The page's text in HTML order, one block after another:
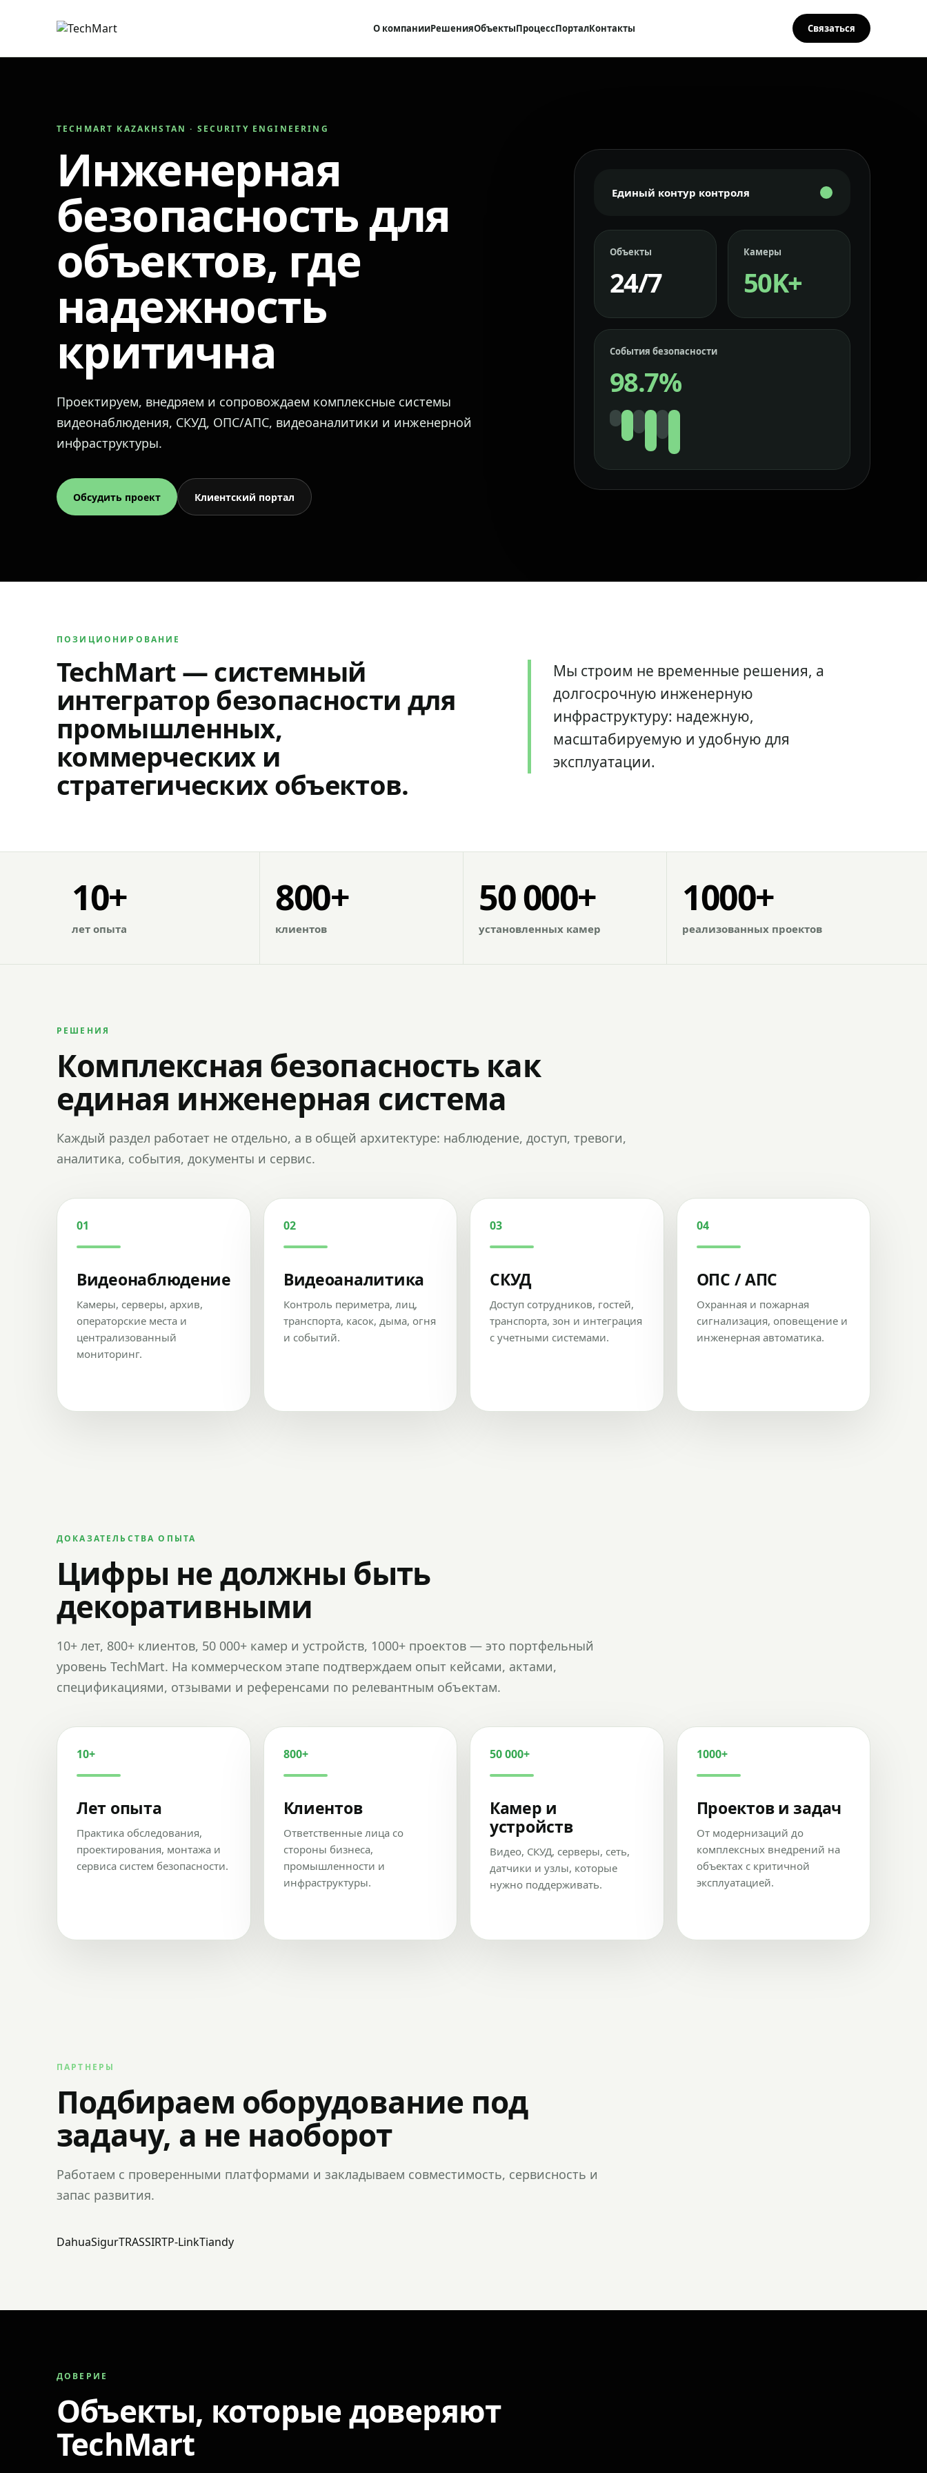
О компанииРешенияОбъектыПроцессПорталКонтакты Связаться
TECHMART KAZAKHSTAN · SECURITY ENGINEERING
Инженерная
безопасность для
объектов, где
надежность
критична
Проектируем, внедряем и сопровождаем комплексные системы
видеонаблюдения, СКУД, ОПС/АПС, видеоаналитики и инженерной
инфраструктуры.
Обсудить проект Клиентский портал
Единый контур контроля
Объекты
24/7
Камеры
50K+
События безопасности
98.7%
ПОЗИЦИОНИРОВАНИЕ
TechMart — системный
интегратор безопасности для
промышленных,
коммерческих и
стратегических объектов.
Мы строим не временные решения, а
долгосрочную инженерную
инфраструктуру: надежную,
масштабируемую и удобную для
эксплуатации.
10+
лет опыта
800+
клиентов
50 000+
установленных камер
1000+
реализованных проектов
РЕШЕНИЯ
Комплексная безопасность как
единая инженерная система
Каждый раздел работает не отдельно, а в общей архитектуре: наблюдение, доступ, тревоги,
аналитика, события, документы и сервис.
01
Видеонаблюдение
Камеры, серверы, архив,
операторские места и
централизованный
мониторинг.
02
Видеоаналитика
Контроль периметра, лиц,
транспорта, касок, дыма, огня
и событий.
03
СКУД
Доступ сотрудников, гостей,
транспорта, зон и интеграция
с учетными системами.
04
ОПС / АПС
Охранная и пожарная
сигнализация, оповещение и
инженерная автоматика.
ДОКАЗАТЕЛЬСТВА ОПЫТА
Цифры не должны быть
декоративными
10+ лет, 800+ клиентов, 50 000+ камер и устройств, 1000+ проектов — это портфельный
уровень TechMart. На коммерческом этапе подтверждаем опыт кейсами, актами,
спецификациями, отзывами и референсами по релевантным объектам.
10+
Лет опыта
Практика обследования,
проектирования, монтажа и
сервиса систем безопасности.
800+
Клиентов
Ответственные лица со
стороны бизнеса,
промышленности и
инфраструктуры.
50 000+
Камер и
устройств
Видео, СКУД, серверы, сеть,
датчики и узлы, которые
нужно поддерживать.
1000+
Проектов и задач
От модернизаций до
комплексных внедрений на
объектах с критичной
эксплуатацией.
ПАРТНЕРЫ
Подбираем оборудование под
задачу, а не наоборот
Работаем с проверенными платформами и закладываем совместимость, сервисность и
запас развития.
DahuaSigurTRASSIRTP-LinkTiandy
ДОВЕРИЕ
Объекты, которые доверяют
TechMart